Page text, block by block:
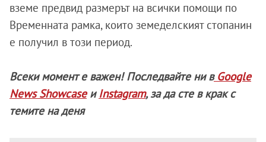
вземе предвид размерът на всички помощи по
Временната рамка, които земеделският стопанин
е получил в този период.
Всеки момент е важен! Последвайте ни вGoogle
News Showcaseи Instagram, за да сте в крак с
темите на деня